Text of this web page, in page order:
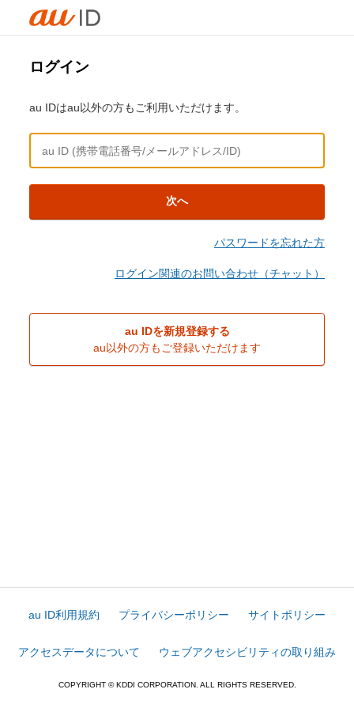
ログイン
au IDはau以外の方もご利用いただけます。
次へ
パスワードを忘れた方
ログイン関連のお問い合わせ（チャット）
au IDを新規登録する
au以外の方もご登録いただけます
au ID利用規約 プライバシーポリシー サイトポリシー
アクセスデータについて ウェブアクセシビリティの取り組み
COPYRIGHT © KDDI CORPORATION. ALL RIGHTS RESERVED.